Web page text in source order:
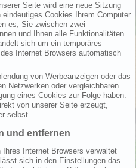
Seite wird eine neue Sitzung
Cookies Ihrem Computer
es, Sie zwischen zwei
und Ihnen alle Funktionalitäten
sich um ein temporäres
Internet Browsers automatisch
von Werbeanzeigen oder das
Netzwerken oder vergleichbaren
eines Cookies zur Folge haben.
von unserer Seite erzeugt,
selbst.
und entfernen
Internet Browsers verwaltet
sich in den Einstellungen das